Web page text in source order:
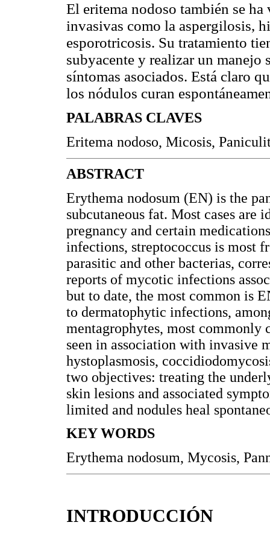
El eritema nodoso también se
invasivas como la aspergilosis,
esporotricosis. Su tratamiento
subyacente y realizar un manejo
síntomas asociados. Está claro
los nódulos curan
PALABRAS CLAVES
Eritema nodoso, Micosis,
ABSTRACT
Erythema nodosum (EN) is the
subcutaneous fat. Most cases are
pregnancy and certain
infections, streptococcus is most
parasitic and other bacterias,
reports of mycotic infections
but to date, the most common is
to dermatophytic infections,
mentagrophytes, most commonly
seen in association with invasive
hystoplasmosis,
two objectives: treating the
skin lesions and associated
limited and nodules heal
KEY WORDS
Erythema nodosum, Mycosis,
INTRODUCCIÓN